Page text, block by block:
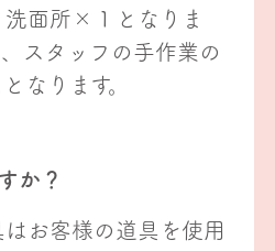
面所×１となりま
スタッフの手作業の
なります。
か？
お客様の道具を使用